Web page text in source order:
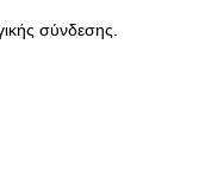
σύνδεσης.